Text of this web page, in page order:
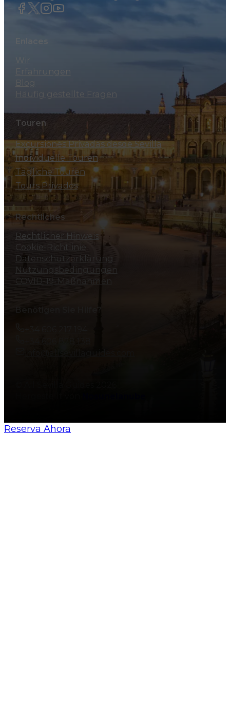
Wir
Erfahrungen
Blog
Häufig gestellte Fragen
Touren
Excursiones Privadas desde Sevilla
Individuelle Touren
Tägliche Touren
Tours Privados
Rechtliches
Rechtlicher Hinweis
Cookie-Richtlinie
Datenschutzerklärung
Nutzungsbedingungen
COVID-19-Maßnahmen
Reserva Ahora